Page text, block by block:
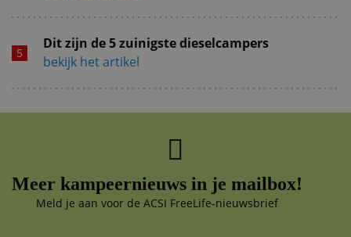
Dit zijn de 5 zuinigste dieselcampers
bekijk het artikel
Meer kampeernieuws in je mailbox!
Meld je aan voor de ACSI FreeLife-nieuwsbrief